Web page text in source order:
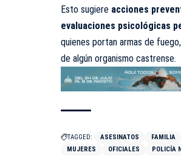
Esto sugiere acciones
evaluaciones psicológicas
quienes portan armas de
de algún organismo castrense.
TAGGED: ASESINATOS FAMILIA
MUJERES
OFICIALES POLICÍA